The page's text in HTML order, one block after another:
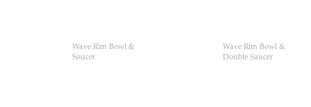
Wave Rim Bowl &
Soucer
Wave Rim Bowl &
Double Saucer